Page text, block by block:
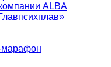
ALBA